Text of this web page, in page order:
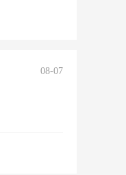
08-07